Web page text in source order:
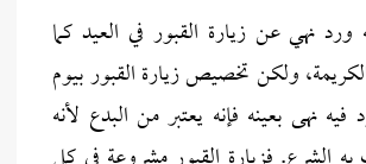
ورد نهي عن زيارة القبور في العيد كما
ولكن تخصيص زيارة القبور بيوم
فيه نهى بعينه فإنه يعتبر من البدع لأنه